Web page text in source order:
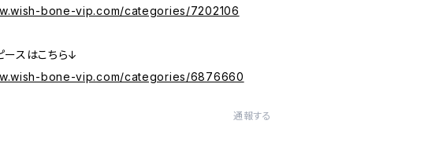
bone-vip.com/categories/7202106
ースはこちら↓
bone-vip.com/categories/6876660
通報する